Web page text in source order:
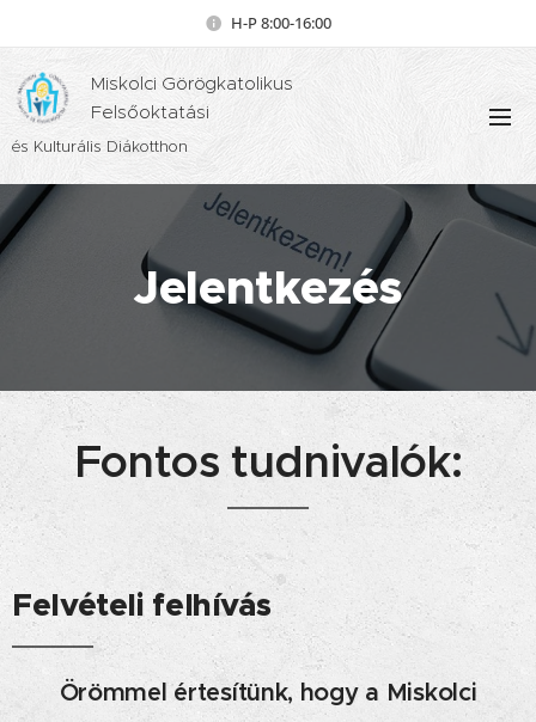
H-P 8:00-16:00
Miskolci Görögkatolikus
Felsőoktatási
és Kulturális Diákotthon
Jelentkezés
Fontos tudnivalók:
Felvételi felhívás
Örömmel értesítünk, hogy a Miskolci